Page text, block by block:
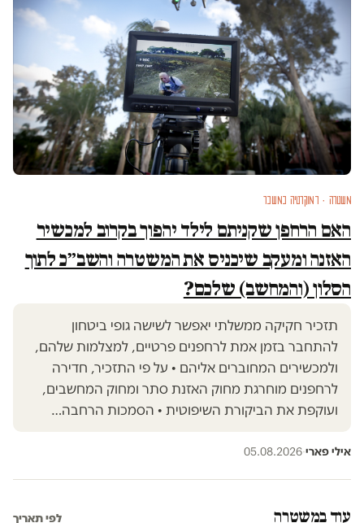
משטרה · דמוקרטיה במשבר
האם הרחפן שקניתם לילד יהפוך בקרוב למכשיר
האזנה ומעקב שיכניס את המשטרה והשב״כ לתוך
הסלון (והמחשב) שלכם?
תזכיר חקיקה ממשלתי יאפשר לשישה גופי ביטחון
להתחבר בזמן אמת לרחפנים פרטיים, למצלמות שלהם,
ולמכשירים המחוברים אליהם • על פי התזכיר, חדירה
לרחפנים מוחרגת מחוק האזנת סתר ומחוק המחשבים,
ועוקפת את הביקורת השיפוטית • הסמכות הרחבה…
אילי פארי·
05.08.2026
עוד במשטרה לפי תאריך